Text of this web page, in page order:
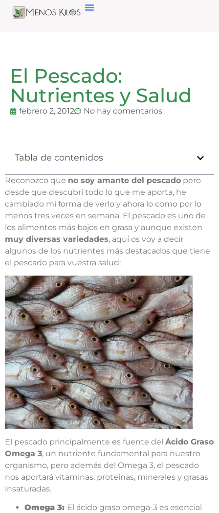
El Pescado:
Nutrientes y Salud
febrero 2, 2012 No hay comentarios
Tabla de contenidos
Reconozco que no soy amante del pescado pero
desde que descubrí todo lo que me aporta, he
cambiado mi forma de verlo y ahora lo como por lo
menos tres veces en semana. El pescado es uno de
los alimentos más bajos en grasa y aunque existen
muy diversas variedades, aquí os voy a decir
algunos de los nutrientes más destacados que tiene
el pescado para vuestra salud:
El pescado principalmente es fuente del Ácido Graso
Omega 3, un nutriente fundamental para nuestro
organismo, pero además del Omega 3, el pescado
nos aportará vitaminas, proteínas, minerales y grasas
insaturadas.
Omega 3: El ácido graso omega-3 es esencial